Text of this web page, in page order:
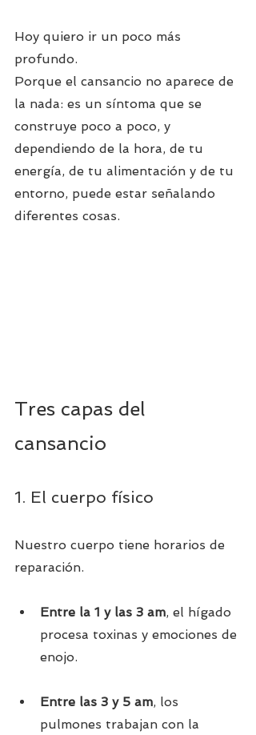
Hoy quiero ir un poco más
profundo.
Porque el cansancio no aparece de
la nada: es un síntoma que se
construye poco a poco, y
dependiendo de la hora, de tu
energía, de tu alimentación y de tu
entorno, puede estar señalando
diferentes cosas.
Tres capas del
cansancio
1. El cuerpo físico
Nuestro cuerpo tiene horarios de
reparación.
Entre la 1 y las 3 am, el hígado
procesa toxinas y emociones de
enojo.
Entre las 3 y 5 am, los
pulmones trabajan con la